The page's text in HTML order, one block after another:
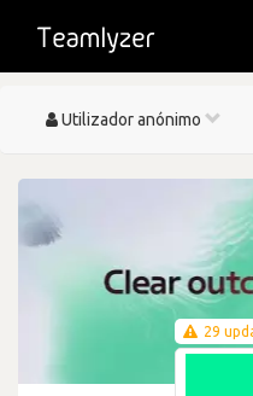
Toggle
Utilizador anónimo
29